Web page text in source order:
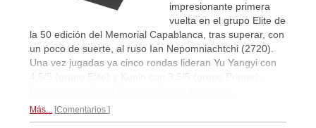
impresionante primera
vuelta en el grupo Elite de
la 50 edición del Memorial Capablanca, tras superar, con
un poco de suerte, al ruso Ian Nepomniachtchi (2720).
Una vez jugadas ya cinco rondas lideran Yu Yangyi con
4,5/5 (grupo Elite) y Kunin con 3,5/5 (grupo Primer).
Más... Comentarios